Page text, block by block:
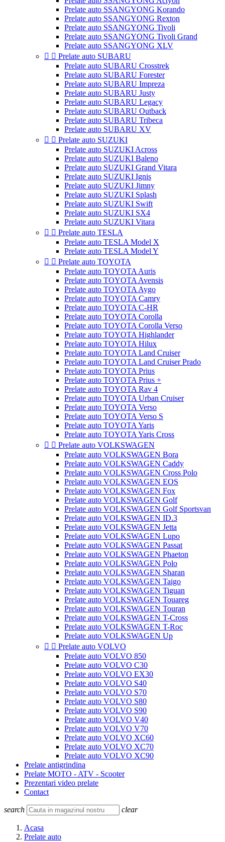
Prelate auto SSANGYONG Korando
Prelate auto SSANGYONG Rexton
Prelate auto SSANGYONG Tivoli
Prelate auto SSANGYONG Tivoli Grand
Prelate auto SSANGYONG XLV
  Prelate auto SUBARU
Prelate auto SUBARU Crosstrek
Prelate auto SUBARU Forester
Prelate auto SUBARU Impreza
Prelate auto SUBARU Justy
Prelate auto SUBARU Legacy
Prelate auto SUBARU Outback
Prelate auto SUBARU Tribeca
Prelate auto SUBARU XV
  Prelate auto SUZUKI
Prelate auto SUZUKI Across
Prelate auto SUZUKI Baleno
Prelate auto SUZUKI Grand Vitara
Prelate auto SUZUKI Ignis
Prelate auto SUZUKI Jimny
Prelate auto SUZUKI Splash
Prelate auto SUZUKI Swift
Prelate auto SUZUKI SX4
Prelate auto SUZUKI Vitara
  Prelate auto TESLA
Prelate auto TESLA Model X
Prelate auto TESLA Model Y
  Prelate auto TOYOTA
Prelate auto TOYOTA Auris
Prelate auto TOYOTA Avensis
Prelate auto TOYOTA Aygo
Prelate auto TOYOTA Camry
Prelate auto TOYOTA C-HR
Prelate auto TOYOTA Corolla
Prelate auto TOYOTA Corolla Verso
Prelate auto TOYOTA Highlander
Prelate auto TOYOTA Hilux
Prelate auto TOYOTA Land Cruiser
Prelate auto TOYOTA Land Cruiser Prado
Prelate auto TOYOTA Prius
Prelate auto TOYOTA Prius +
Prelate auto TOYOTA Rav 4
Prelate auto TOYOTA Urban Cruiser
Prelate auto TOYOTA Verso
Prelate auto TOYOTA Verso S
Prelate auto TOYOTA Yaris
Prelate auto TOYOTA Yaris Cross
  Prelate auto VOLKSWAGEN
Prelate auto VOLKSWAGEN Bora
Prelate auto VOLKSWAGEN Caddy
Prelate auto VOLKSWAGEN Cross Polo
Prelate auto VOLKSWAGEN EOS
Prelate auto VOLKSWAGEN Fox
Prelate auto VOLKSWAGEN Golf
Prelate auto VOLKSWAGEN Golf Sportsvan
Prelate auto VOLKSWAGEN ID.3
Prelate auto VOLKSWAGEN Jetta
Prelate auto VOLKSWAGEN Lupo
Prelate auto VOLKSWAGEN Passat
Prelate auto VOLKSWAGEN Phaeton
Prelate auto VOLKSWAGEN Polo
Prelate auto VOLKSWAGEN Sharan
Prelate auto VOLKSWAGEN Taigo
Prelate auto VOLKSWAGEN Tiguan
Prelate auto VOLKSWAGEN Touareg
Prelate auto VOLKSWAGEN Touran
Prelate auto VOLKSWAGEN T-Cross
Prelate auto VOLKSWAGEN T-Roc
Prelate auto VOLKSWAGEN Up
  Prelate auto VOLVO
Prelate auto VOLVO 850
Prelate auto VOLVO C30
Prelate auto VOLVO EX30
Prelate auto VOLVO S40
Prelate auto VOLVO S70
Prelate auto VOLVO S80
Prelate auto VOLVO S90
Prelate auto VOLVO V40
Prelate auto VOLVO V70
Prelate auto VOLVO XC60
Prelate auto VOLVO XC70
Prelate auto VOLVO XC90
Prelate antigrindina
Prelate MOTO - ATV - Scooter
Prezentari video prelate
Contact
search clear
Acasa
Prelate auto